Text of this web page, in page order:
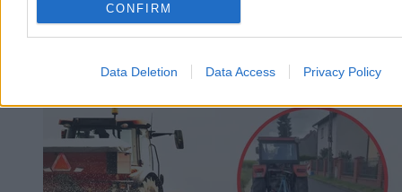
CONFIRM
Data Deletion Data Access Privacy Policy